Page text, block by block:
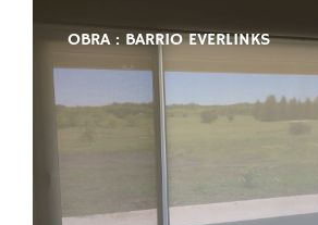
OBRA : BARRIO EVERLINKS